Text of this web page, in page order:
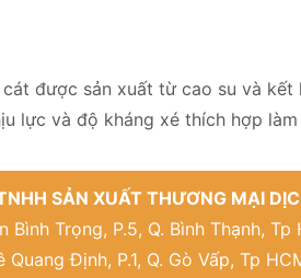
cát được sản xuất từ cao su và
lực và độ kháng xé thích hợp
SẢN XUẤT THƯƠNG MẠI
Bình Trọng, P.5, Q. Bình Thạnh, Tp
Quang Định, P.1, Q. Gò Vấp, Tp